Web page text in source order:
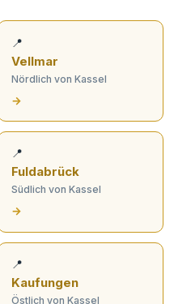
📍
Vellmar
Nördlich von Kassel
→
📍
Fuldabrück
Südlich von Kassel
→
📍
Kaufungen
Östlich von Kassel